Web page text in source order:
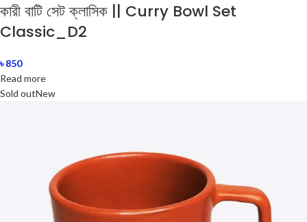
কারী বাটি সেট ক্লাসিক || Curry Bowl Set
Classic_D2
৳850
Read more
Sold outNew